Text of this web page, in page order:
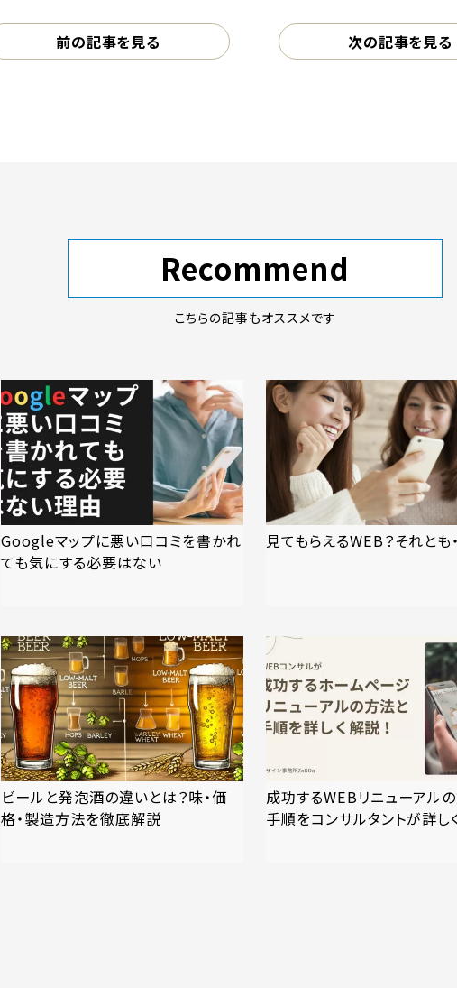
前の記事を見る 次の記事を見る
Recommend
こちらの記事もオススメです
Googleマップに悪い口コミを書かれ
ても気にする必要はない
見てもらえるWEB？それとも
ビールと発泡酒の違いとは？味・価
格・製造方法を徹底解説
成功するWEBリニューアル
手順をコンサルタントが詳し